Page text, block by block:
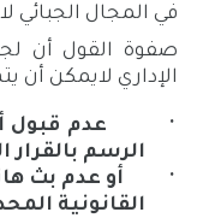
في المجال الجبائي
صفوة القول أن
الإداري لايمكن أن
·
عدم قبول
الرسم بالقرار
·
أو عدم بث
القانونية